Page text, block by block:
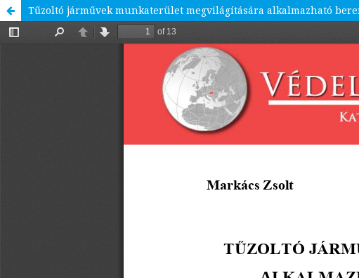
Tűzoltó járművek munkaterület megvilágítására alkalmazható